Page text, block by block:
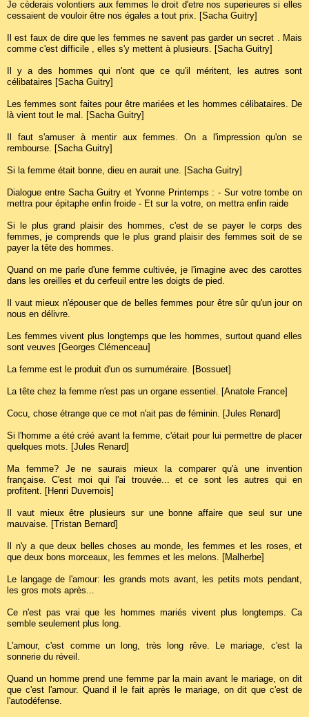
Je cèderais volontiers aux femmes le droit d'etre nos superieures si elles
cessaient de vouloir être nos égales a tout prix. [Sacha Guitry]
Il est faux de dire que les femmes ne savent pas garder un secret . Mais
comme c'est difficile , elles s'y mettent à plusieurs. [Sacha Guitry]
Il y a des hommes qui n'ont que ce qu'il méritent, les autres sont
célibataires [Sacha Guitry]
Les femmes sont faites pour être mariées et les hommes célibataires. De
là vient tout le mal. [Sacha Guitry]
Il faut s'amuser à mentir aux femmes. On a l'impression qu'on se
rembourse. [Sacha Guitry]
Si la femme était bonne, dieu en aurait une. [Sacha Guitry]
Dialogue entre Sacha Guitry et Yvonne Printemps : - Sur votre tombe on
mettra pour épitaphe enfin froide - Et sur la votre, on mettra enfin raide
Si le plus grand plaisir des hommes, c'est de se payer le corps des
femmes, je comprends que le plus grand plaisir des femmes soit de se
payer la tête des hommes.
Quand on me parle d'une femme cultivée, je l'imagine avec des carottes
dans les oreilles et du cerfeuil entre les doigts de pied.
Il vaut mieux n'épouser que de belles femmes pour être sûr qu'un jour on
nous en délivre.
Les femmes vivent plus longtemps que les hommes, surtout quand elles
sont veuves [Georges Clémenceau]
La femme est le produit d'un os surnuméraire. [Bossuet]
La tête chez la femme n'est pas un organe essentiel. [Anatole France]
Cocu, chose étrange que ce mot n'ait pas de féminin. [Jules Renard]
Si l'homme a été créé avant la femme, c'était pour lui permettre de placer
quelques mots. [Jules Renard]
Ma femme? Je ne saurais mieux la comparer qu'à une invention
française. C'est moi qui l'ai trouvée... et ce sont les autres qui en
profitent. [Henri Duvernois]
Il vaut mieux être plusieurs sur une bonne affaire que seul sur une
mauvaise. [Tristan Bernard]
Il n'y a que deux belles choses au monde, les femmes et les roses, et
que deux bons morceaux, les femmes et les melons. [Malherbe]
Le langage de l'amour: les grands mots avant, les petits mots pendant,
les gros mots après...
Ce n'est pas vrai que les hommes mariés vivent plus longtemps. Ca
semble seulement plus long.
L'amour, c'est comme un long, très long rêve. Le mariage, c'est la
sonnerie du réveil.
Quand un homme prend une femme par la main avant le mariage, on dit
que c'est l'amour. Quand il le fait après le mariage, on dit que c'est de
l'autodéfense.